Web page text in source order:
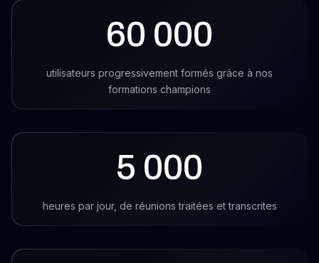
60 000
utilisateurs progressivement formés grâce à nos
formations champions
5 000
heures par jour, de réunions traitées et transcrites